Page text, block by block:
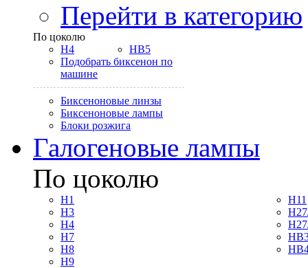
Перейти в категорию
По цоколю
H4
HB5
Подобрать биксенон по
машине
Биксеноновые линзы
Биксеноновые лампы
Блоки розжига
Галогеновые лампы
По цоколю
H1
H3
H4
H7
H8
H9
H11